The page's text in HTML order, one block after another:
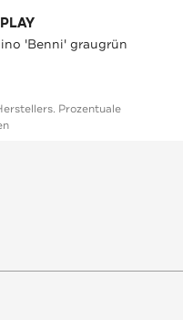
'Benni' graugrün
Prozentuale